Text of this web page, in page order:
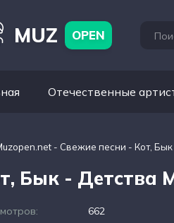
MUZ OPEN
Отечественные
- Свежие песни - Кот,
Бык - Детства
662